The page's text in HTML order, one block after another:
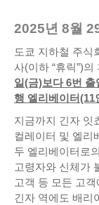
2025년 8월
도쿄 지하철 주식
사(이하 “휴릭”)
일(금)보다 6번
행 엘리베이터(11
지금까지 긴자 잇
컬레이터 및 엘리
두 엘리베이터로
고령자와 신체가
고객 등 모든 고
긴자 역에도 배리